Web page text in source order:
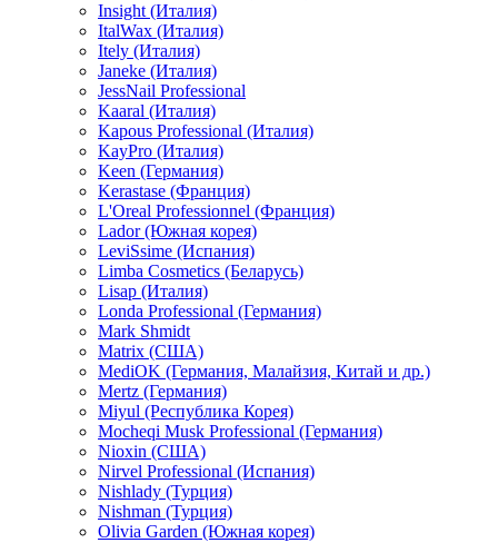
Insight (Италия)
ItalWax (Италия)
Itely (Италия)
Janeke (Италия)
JessNail Professional
Kaaral (Италия)
Kapous Professional (Италия)
KayPro (Италия)
Keen (Германия)
Kerastase (Франция)
L'Oreal Professionnel (Франция)
Lador (Южная корея)
LeviSsime (Испания)
Limba Cosmetics (Беларусь)
Lisap (Италия)
Londa Professional (Германия)
Mark Shmidt
Matrix (США)
MediOK (Германия, Малайзия, Китай и др.)
Mertz (Германия)
Miyul (Республика Корея)
Mocheqi Musk Professional (Германия)
Nioxin (США)
Nirvel Professional (Испания)
Nishlady (Турция)
Nishman (Турция)
Olivia Garden (Южная корея)